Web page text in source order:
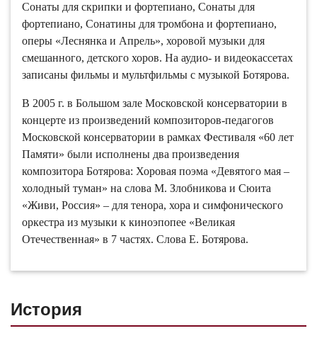
Сонаты для скрипки и фортепиано, Сонаты для
фортепиано, Сонатины для тромбона и фортепиано,
оперы «Леснянка и Апрель», хоровой музыки для
смешанного, детского хоров. На аудио- и видеокассетах
записаны фильмы и мультфильмы с музыкой Ботярова.
В 2005 г. в Большом зале Московской консерватории в
концерте из произведений композиторов-педагогов
Московской консерватории в рамках Фестиваля «60 лет
Памяти» были исполнены два произведения
композитора Ботярова: Хоровая поэма «Девятого мая –
холодный туман» на слова М. Злобникова и Сюита
«Живи, Россия» – для тенора, хора и симфонического
оркестра из музыки к киноэпопее «Великая
Отечественная» в 7 частях. Слова Е. Ботярова.
История